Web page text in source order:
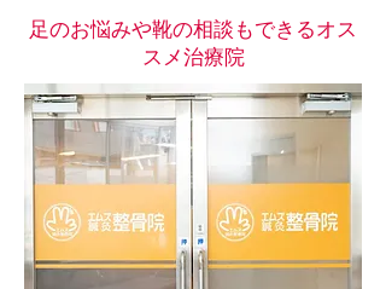
足のお悩みや靴の相談もできるオス
スメ治療院